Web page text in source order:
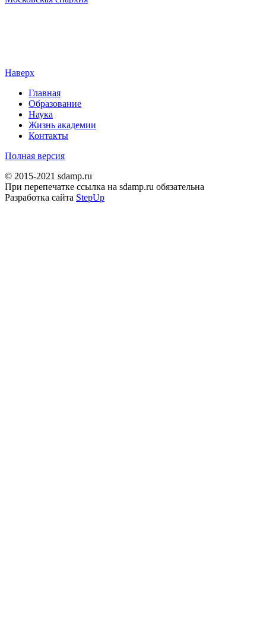
Наверх
Главная
Образование
Наука
Жизнь академии
Контакты
Полная версия
© 2015-2021 sdamp.ru
При перепечатке ссылка на sdamp.ru обязательна
Разработка сайта StepUp